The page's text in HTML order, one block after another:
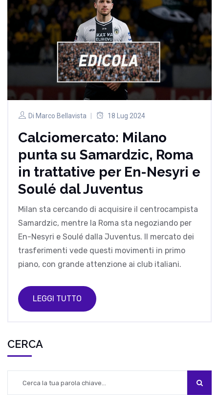
Di Marco Bellavista 18 Lug 2024
Calciomercato: Milano
punta su Samardzic, Roma
in trattative per En-Nesyri e
Soulé dal Juventus
Milan sta cercando di acquisire il centrocampista
Samardzic, mentre la Roma sta negoziando per
En-Nesyri e Soulé dalla Juventus. Il mercato dei
trasferimenti vede questi movimenti in primo
piano, con grande attenzione ai club italiani.
LEGGI TUTTO
CERCA